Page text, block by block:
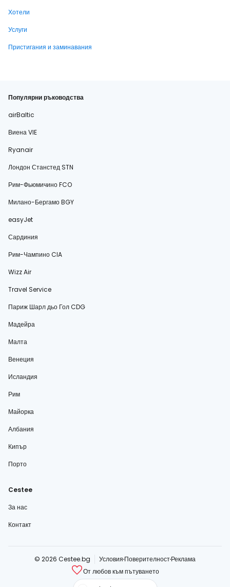
Хотели
Услуги
Пристигания и заминавания
Популярни ръководства
airBaltic
Виена VIE
Ryanair
Лондон Станстед STN
Рим-Фьюмичино FCO
Милано-Бергамо BGY
easyJet
Сардиния
Рим-Чампино CIA
Wizz Air
Travel Service
Париж Шарл дьо Гол CDG
Мадейра
Малта
Венеция
Исландия
Рим
Майорка
Албания
Кипър
Порто
Cestee
За нас
Контакт
© 2026 Cestee.bg Условия ПоверителностРеклама
От любов към пътуването
cestee.com